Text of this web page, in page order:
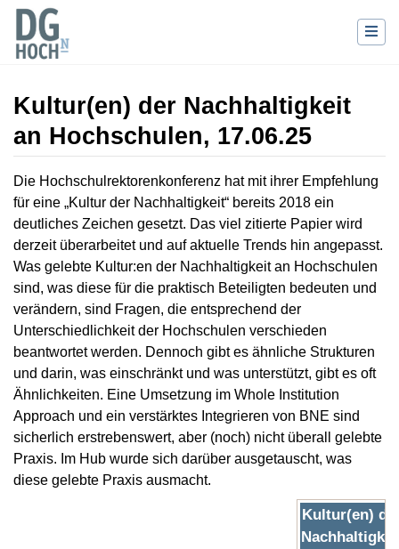
Kultur(en) der Nachhaltigkeit
an Hochschulen, 17.06.25
Wechseln zu:Navigation,Suche
Die Hochschulrektorenkonferenz hat mit ihrer Empfehlung
für eine „Kultur der Nachhaltigkeit“ bereits 2018 ein
deutliches Zeichen gesetzt. Das viel zitierte Papier wird
derzeit überarbeitet und auf aktuelle Trends hin angepasst.
Was gelebte Kultur:en der Nachhaltigkeit an Hochschulen
sind, was diese für die praktisch Beteiligten bedeuten und
verändern, sind Fragen, die entsprechend der
Unterschiedlichkeit der Hochschulen verschieden
beantwortet werden. Dennoch gibt es ähnliche Strukturen
und darin, was einschränkt und was unterstützt, gibt es oft
Ähnlichkeiten. Eine Umsetzung im Whole Institution
Approach und ein verstärktes Integrieren von BNE sind
sicherlich erstrebenswert, aber (noch) nicht überall gelebte
Praxis. Im Hub wurde sich darüber ausgetauscht, was
diese gelebte Praxis ausmacht.
Kultur(en)